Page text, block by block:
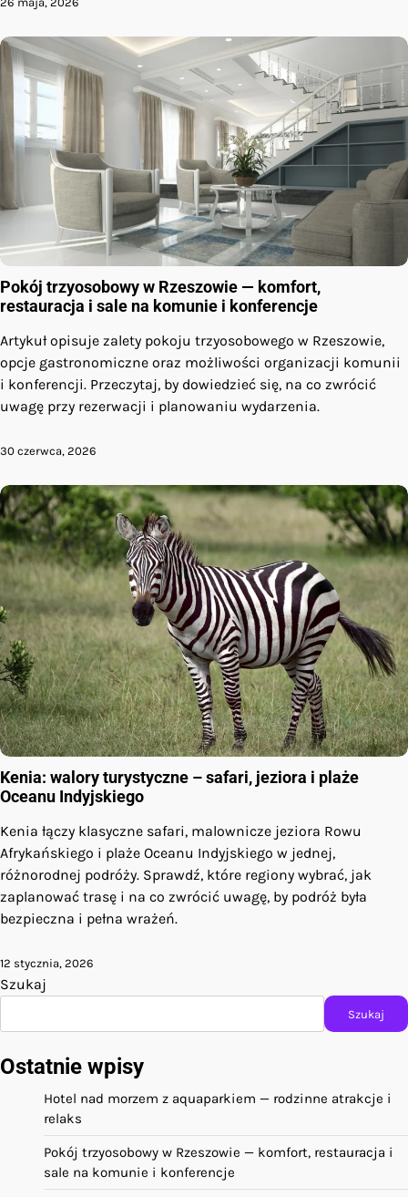
Pokój trzyosobowy w Rzeszowie — komfort,
restauracja i sale na komunie i konferencje
Artykuł opisuje zalety pokoju trzyosobowego w Rzeszowie,
opcje gastronomiczne oraz możliwości organizacji komunii
i konferencji. Przeczytaj, by dowiedzieć się, na co zwrócić
uwagę przy rezerwacji i planowaniu wydarzenia.
30 czerwca, 2026
Kenia: walory turystyczne – safari, jeziora i plaże
Oceanu Indyjskiego
Kenia łączy klasyczne safari, malownicze jeziora Rowu
Afrykańskiego i plaże Oceanu Indyjskiego w jednej,
różnorodnej podróży. Sprawdź, które regiony wybrać, jak
zaplanować trasę i na co zwrócić uwagę, by podróż była
bezpieczna i pełna wrażeń.
12 stycznia, 2026
Szukaj
Szukaj
Ostatnie wpisy
Hotel nad morzem z aquaparkiem — rodzinne atrakcje i
relaks
Pokój trzyosobowy w Rzeszowie — komfort, restauracja i
sale na komunie i konferencje